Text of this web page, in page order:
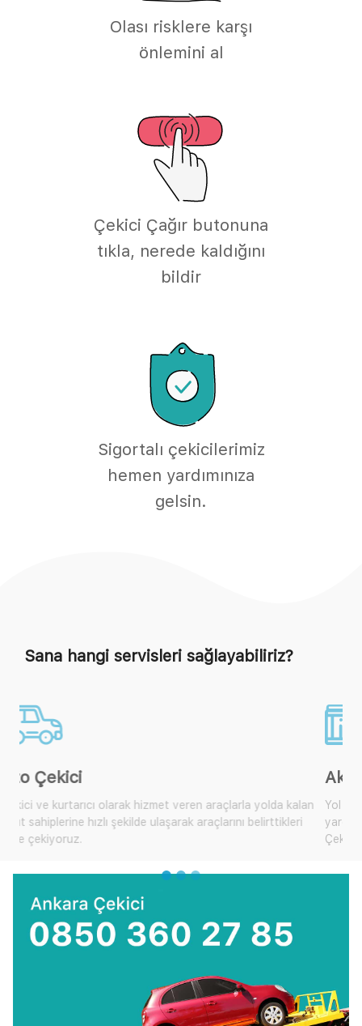
Olası risklere karşı
önlemini al
Çekici Çağır butonuna
tıkla, nerede kaldığını
bildir
Sigortalı çekicilerimiz
hemen yardımınıza
gelsin.
Sana hangi servisleri sağlayabiliriz?
Akü Takviye
Yol yardım araçlarımıza ulaşarak size yakın olan mobil araçtan
yardım isteyebilir, çok sık karşılaşılan bu durum için artık
Çekici Çağır'dan yardım talep edebilirsiniz.